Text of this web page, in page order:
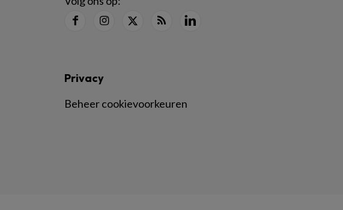
Privacy
Beheer cookievoorkeuren